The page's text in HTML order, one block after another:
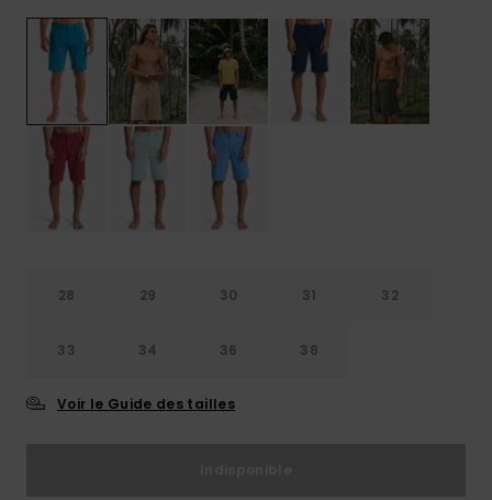
et notre
formulaire
de
contact.
Consulter
la FAQ
28 29 30 31 32
33 34 36 38
Voir le Guide des tailles